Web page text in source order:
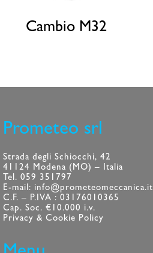
Cambio M32
Prometeo srl
Strada degli Schiocchi, 42
41124 Modena (MO) – Italia
Tel. 059 351797
E-mail: info@prometeomeccanica.it
C.F. – P.IVA : 03176010365
Cap. Soc. €10.000 i.v.
Privacy & Cookie Policy